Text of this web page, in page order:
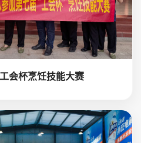
会杯烹饪技能大赛